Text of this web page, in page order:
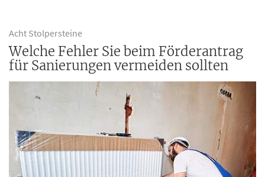
Acht Stolpersteine
Welche Fehler Sie beim Förderantrag
für Sanierungen vermeiden sollten